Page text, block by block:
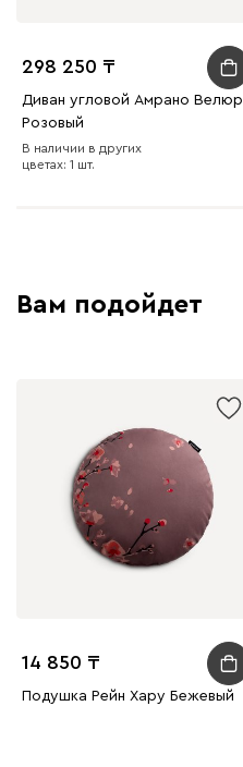
298 250
Диван угловой Амрано Велюр
Розовый
В наличии в других
цветах: 1 шт.
Вам подойдет
14 850
Подушка Рейн Хару Бежевый